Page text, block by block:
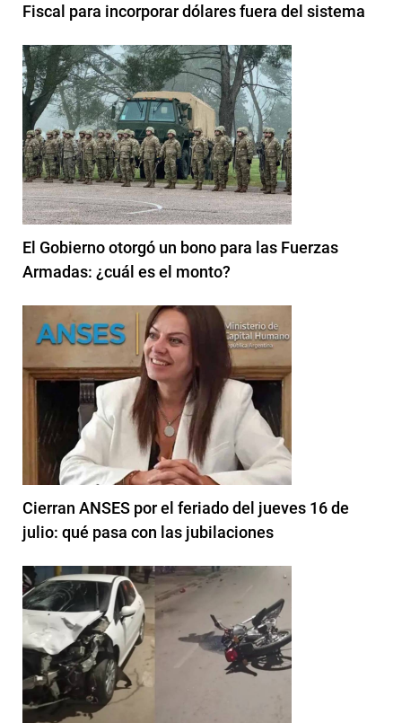
Fiscal para incorporar dólares fuera del sistema
El Gobierno otorgó un bono para las Fuerzas
Armadas: ¿cuál es el monto?
Cierran ANSES por el feriado del jueves 16 de
julio: qué pasa con las jubilaciones